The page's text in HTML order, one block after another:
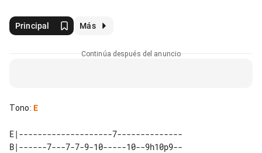
Principal Más
Continúa después del anuncio
Tono: E
E|--------------------7--------------
B|------7---7-7-9-10-----10--9h10p9--